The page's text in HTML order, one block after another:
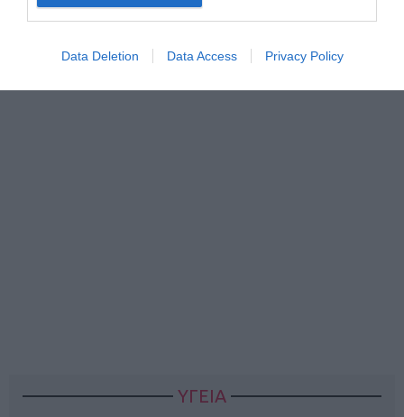
Data Deletion Data Access Privacy Policy
ΥΓΕΙΑ